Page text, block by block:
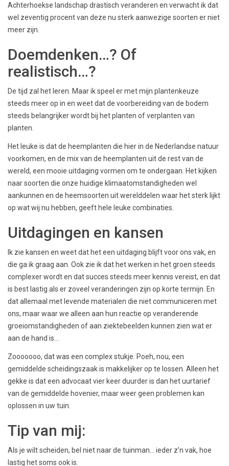
Achterhoekse landschap drastisch veranderen en verwacht ik dat
wel zeventig procent van deze nu sterk aanwezige soorten er niet
meer zijn.
Doemdenken…? Of
realistisch…?
De tijd zal het leren. Maar ik speel er met mijn plantenkeuze
steeds meer op in en weet dat de voorbereiding van de bodem
steeds belangrijker wordt bij het planten of verplanten van
planten.
Het leuke is dat de heemplanten die hier in de Nederlandse natuur
voorkomen, en de mix van de heemplanten uit de rest van de
wereld, een mooie uitdaging vormen om te ondergaan. Het kijken
naar soorten die onze huidige klimaatomstandigheden wel
aankunnen en de heemsoorten uit werelddelen waar het sterk lijkt
op wat wij nu hebben, geeft hele leuke combinaties.
Uitdagingen en kansen
Ik zie kansen en weet dat het een uitdaging blijft voor ons vak, en
die ga ik graag aan. Ook zie ik dat het werken in het groen steeds
complexer wordt en dat succes steeds meer kennis vereist, en dat
is best lastig als er zoveel veranderingen zijn op korte termijn. En
dat allemaal met levende materialen die niet communiceren met
ons, maar waar we alleen aan hun reactie op veranderende
groeiomstandigheden of aan ziektebeelden kunnen zien wat er
aan de hand is…
Zooooooo, dat was een complex stukje. Poeh, nou, een
gemiddelde scheidingszaak is makkelijker op te lossen. Alleen het
gekke is dat een advocaat vier keer duurder is dan het uurtarief
van de gemiddelde hovenier, maar weer geen problemen kan
oplossen in uw tuin.
Tip van mij:
Als je wilt scheiden, bel niet naar de tuinman… ieder z’n vak, hoe
lastig het soms ook is.